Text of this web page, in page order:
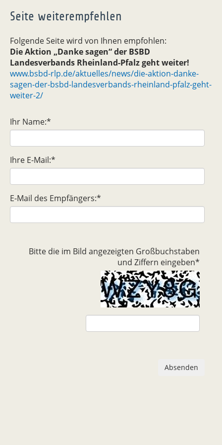
Seite weiterempfehlen
Folgende Seite wird von Ihnen empfohlen:
Die Aktion „Danke sagen“ der BSBD
Landesverbands Rheinland-Pfalz geht weiter!
www.bsbd-rlp.de/aktuelles/news/die-aktion-danke-
sagen-der-bsbd-landesverbands-rheinland-pfalz-geht-
weiter-2/
Ihr Name:*
Ihre E-Mail:*
E-Mail des Empfängers:*
Bitte die im Bild angezeigten Großbuchstaben
und Ziffern eingeben*
Absenden